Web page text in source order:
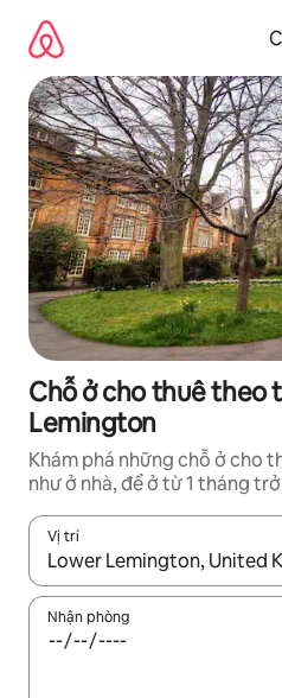
dung
Chỗ ở cho thuê theo
Lemington
Khám phá những chỗ ở cho
như ở nhà, để ở từ 1 tháng
Vị trí
Khi có kết quả, hãy điều
Nhận phòng